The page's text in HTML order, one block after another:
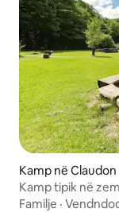
Kamp në Claudon
Kamp tipik në
Familje ·